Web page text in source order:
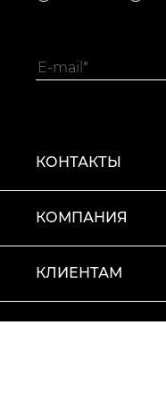
КОНТАКТЫ
КОМПАНИЯ
КЛИЕНТАМ